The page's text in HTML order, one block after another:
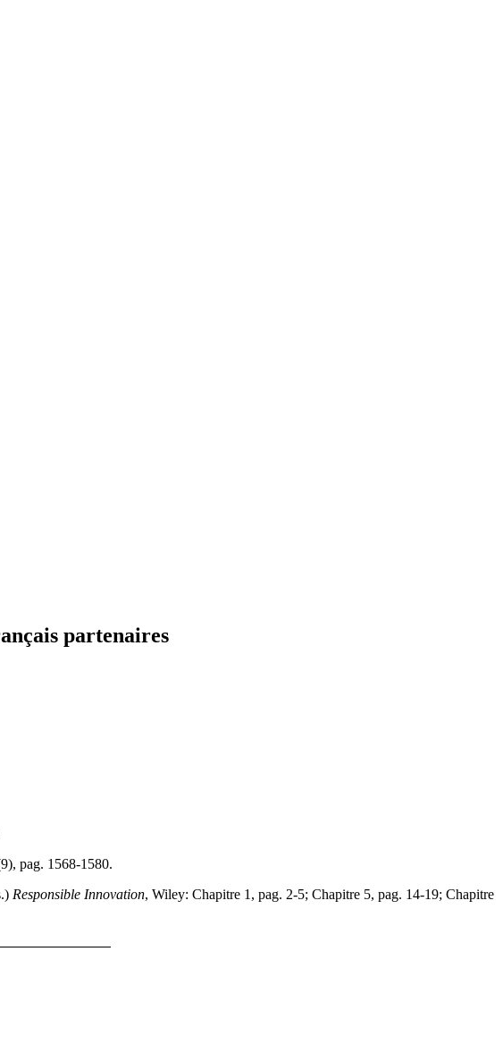
partenaires
pag. 1568-1580.
Responsible Innovation, Wiley: Chapitre 1, pag. 2-5; Chapitre 5, pag. 14-19; Chapitre
séances